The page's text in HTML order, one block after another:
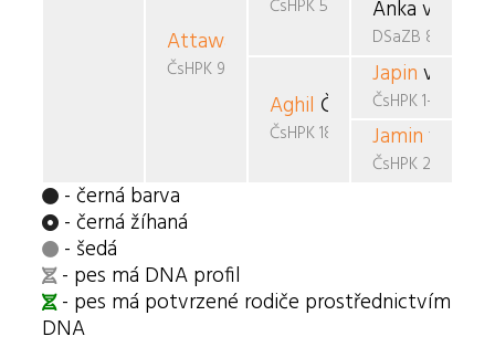
Attawa
ČsHPK 95/89/91
ČsHPK 5-87/86/88
Aghil Černý favorit
ČsHPK 18/87/90
Anka vom
DSaZB 812220
Japin van de
ČsHPK 1-86/85/
Jamin van
ČsHPK 2-86/85/
- černá barva
- černá žíhaná
- šedá
- pes má DNA profil
- pes má potvrzené rodiče prostřednictvím
DNA